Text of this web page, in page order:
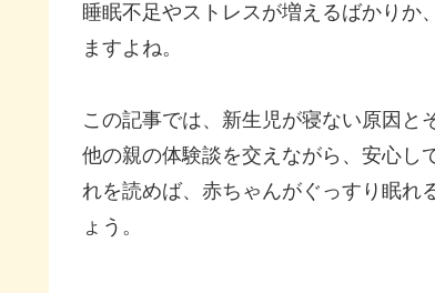
睡眠不足やストレスが増えるばかりか
ますよね。
この記事では、新生児が寝ない原因と
他の親の体験談を交えながら、安心し
れを読めば、赤ちゃんがぐっすり眠れ
ょう。